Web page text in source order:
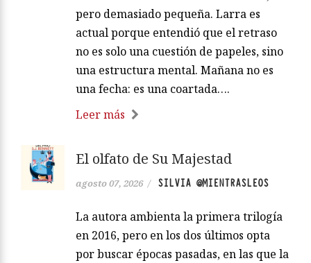
pero demasiado pequeña. Larra es
actual porque entendió que el retraso
no es solo una cuestión de papeles, sino
una estructura mental. Mañana no es
una fecha: es una coartada….
Leer más
El olfato de Su Majestad
agosto 07, 2026 / SILVIA @MIENTRASLEOS
La autora ambienta la primera trilogía
en 2016, pero en los dos últimos opta
por buscar épocas pasadas, en las que la